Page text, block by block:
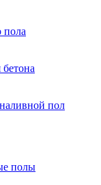
пола
пол
полы